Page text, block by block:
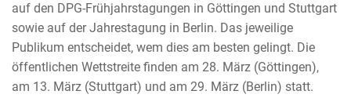
auf den DPG-Frühjahrstagungen in Göttingen und Stuttgart
sowie auf der Jahrestagung in Berlin. Das jeweilige
Publikum entscheidet, wem dies am besten gelingt. Die
öffentlichen Wettstreite finden am 28. März (Göttingen),
am 13. März (Stuttgart) und am 29. März (Berlin) statt.